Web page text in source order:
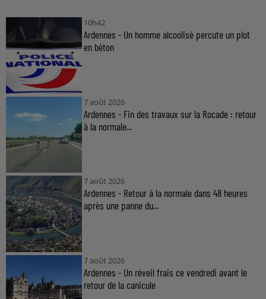
10h42
Ardennes - Un homme alcoolisé percute un plot
en béton
7 août 2026
Ardennes - Fin des travaux sur la Rocade : retour
à la normale...
7 août 2026
Ardennes - Retour à la normale dans 48 heures
après une panne du...
7 août 2026
Ardennes - Un réveil frais ce vendredi avant le
retour de la canicule